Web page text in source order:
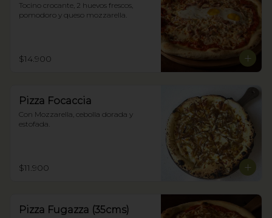
Tocino crocante, 2 huevos frescos,
pomodoro y queso mozzarella.
$14.900
Pizza Focaccia
Con Mozzarella, cebolla dorada y
estofada.
$11.900
Pizza Fugazza (35cms)